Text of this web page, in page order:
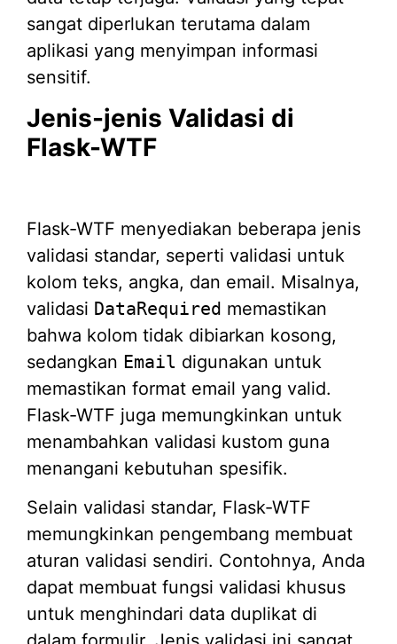
sangat diperlukan terutama dalam
aplikasi yang menyimpan informasi
sensitif.
Jenis-jenis Validasi di
Flask-WTF
Flask-WTF menyediakan beberapa jenis
validasi standar, seperti validasi untuk
kolom teks, angka, dan email. Misalnya,
validasi DataRequired memastikan
bahwa kolom tidak dibiarkan kosong,
sedangkan Email digunakan untuk
memastikan format email yang valid.
Flask-WTF juga memungkinkan untuk
menambahkan validasi kustom guna
menangani kebutuhan spesifik.
Selain validasi standar, Flask-WTF
memungkinkan pengembang membuat
aturan validasi sendiri. Contohnya, Anda
dapat membuat fungsi validasi khusus
untuk menghindari data duplikat di